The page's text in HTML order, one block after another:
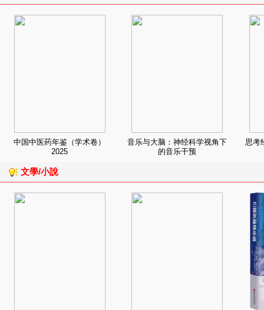
中国中医药年鉴（学术卷）
2025
音乐与大脑：神经科学视角下
的音乐干预
思考
文學/小說